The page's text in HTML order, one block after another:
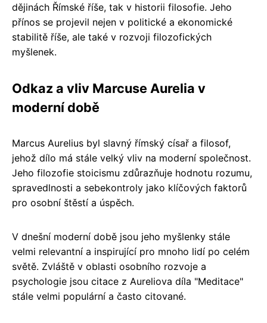
dějinách Římské říše, tak v historii filosofie. Jeho
přínos se projevil nejen v politické a ekonomické
stabilitě říše, ale také v rozvoji filozofických
myšlenek.
Odkaz a vliv Marcuse Aurelia v
moderní době
Marcus Aurelius byl slavný římský císař a filosof,
jehož dílo má stále velký vliv na moderní společnost.
Jeho filozofie stoicismu zdůrazňuje hodnotu rozumu,
spravedlnosti a sebekontroly jako klíčových faktorů
pro osobní štěstí a úspěch.
V dnešní moderní době jsou jeho myšlenky stále
velmi relevantní a inspirující pro mnoho lidí po celém
světě. Zvláště v oblasti osobního rozvoje a
psychologie jsou citace z Aureliova díla "Meditace"
stále velmi populární a často citované.